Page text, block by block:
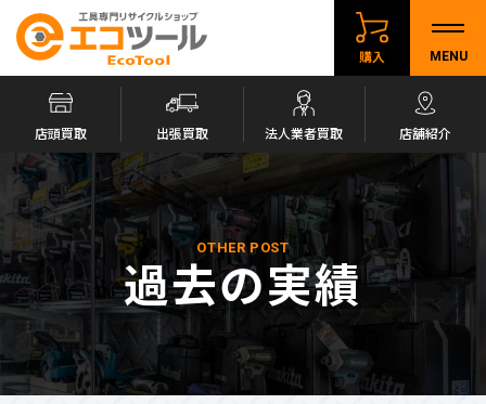
購入 MENU
店頭買取 出張買取 法人業者買取 店舗紹介
OTHER POST
過去の実績